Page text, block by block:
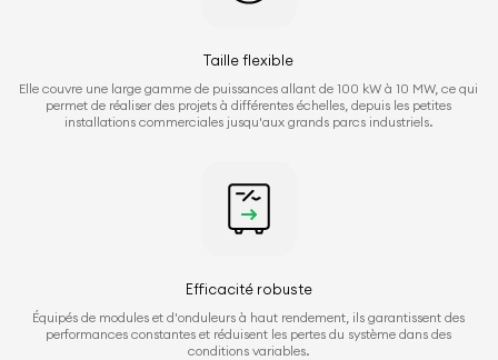
Taille flexible
Elle couvre une large gamme de puissances allant de 100 kW à 10 MW, ce qui
permet de réaliser des projets à différentes échelles, depuis les petites
installations commerciales jusqu'aux grands parcs industriels.
Efficacité robuste
Équipés de modules et d'onduleurs à haut rendement, ils garantissent des
performances constantes et réduisent les pertes du système dans des
conditions variables.